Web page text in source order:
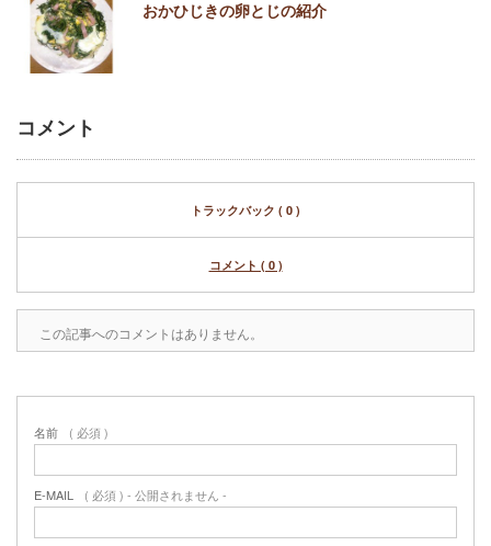
おかひじきの卵とじの紹介
コメント
トラックバック ( 0 )
コメント ( 0 )
この記事へのコメントはありません。
名前 ( 必須 )
E-MAIL ( 必須 ) - 公開されません -